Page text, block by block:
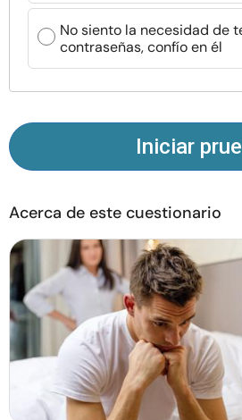
Comunidad
Encuentra un terapeuta
nosotros
No siento la necesidad de
contraseñas, confío en él
Iniciar
Acerca de este cuestionario